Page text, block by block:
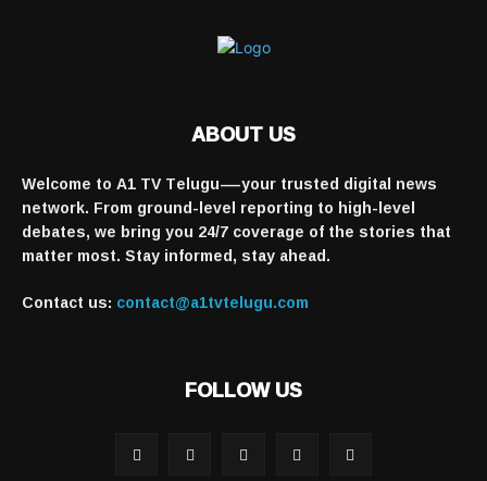
ABOUT US
Welcome to A1 TV Telugu—your trusted digital news
network. From ground-level reporting to high-level
debates, we bring you 24/7 coverage of the stories that
matter most. Stay informed, stay ahead.
Contact us: contact@a1tvtelugu.com
FOLLOW US